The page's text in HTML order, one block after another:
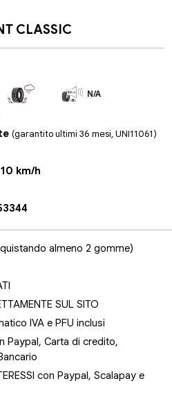
CLASSIC
N/A
(garantito ultimi 36 mesi, UNI11061)
km/h
almeno 2 gomme)
SUL SITO
IVA e PFU inclusi
Paypal, Carta di credito,
con Paypal, Scalapay e